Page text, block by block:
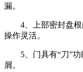
漏。
4、上部密封盘
操作灵活。
5、门具有“刀”
屑。